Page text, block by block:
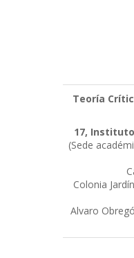
Teoría
17,
(Sede
Colonia
Alvaro